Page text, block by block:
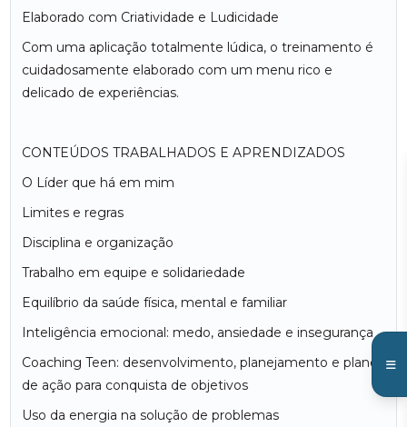
Elaborado com Criatividade e Ludicidade
Com uma aplicação totalmente lúdica, o treinamento é
cuidadosamente elaborado com um menu rico e
delicado de experiências.
CONTEÚDOS TRABALHADOS E APRENDIZADOS
O Líder que há em mim
Limites e regras
Disciplina e organização
Trabalho em equipe e solidariedade
Equilíbrio da saúde física, mental e familiar
Inteligência emocional: medo, ansiedade e insegurança
Coaching Teen: desenvolvimento, planejamento e plano
de ação para conquista de objetivos
Uso da energia na solução de problemas